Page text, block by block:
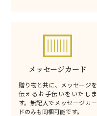
メッセージカード
贈り物と共に、メッセージを
伝えるお手伝いをいたしま
す。無記入でメッセージカー
ドのみも同梱可能です。